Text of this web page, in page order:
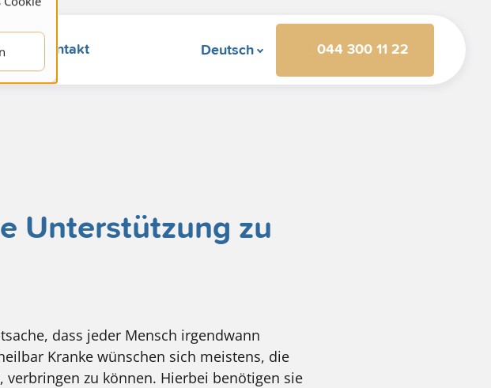
Kontakt Deutsch 044 300 11 22
Unterstützung zu
dass jeder Mensch irgendwann
Kranke wünschen sich meistens, die
zu können. Hierbei benötigen sie